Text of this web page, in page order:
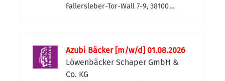
Fallersleber-Tor-Wall 7-9, 38100
Azubi Bäcker [m/w/d] 01.08.2026
Löwenbäcker Schaper GmbH &
Co. KG